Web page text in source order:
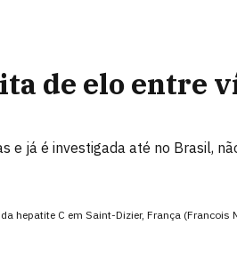
de elo entre
e já é investigada até no Brasil,
hepatite C em Saint-Dizier, França (Francois